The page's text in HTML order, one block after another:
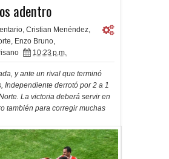
adentro
, Cristian Menéndez,
, Enzo Bruno,
10:23 p.m.
y ante un rival que terminó
Independiente derrotó por 2 a 1
La victoria deberá servir en
también para corregir muchas